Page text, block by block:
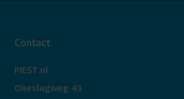
Contact
PIEST.nl
Olieslagweg 43